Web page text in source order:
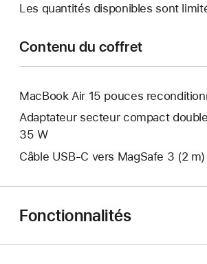
Les quantités disponibles sont
Contenu du coffret
MacBook Air 15 pouces
Adaptateur secteur compact
35 W
Câble USB-C vers MagSafe 3 (2 m)
Fonctionnalités